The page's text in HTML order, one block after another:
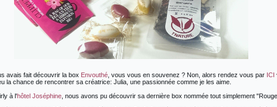
avais fait découvrir la box Envouthé , vous vous en souvenez ? Non, alors rendez vous par ICI
la chance de rencontrer sa créatrice: Julia, une passionnée comme je les aime.
à l'hôtel Joséphine , nous avons pu découvrir sa dernière box nommée tout simplement